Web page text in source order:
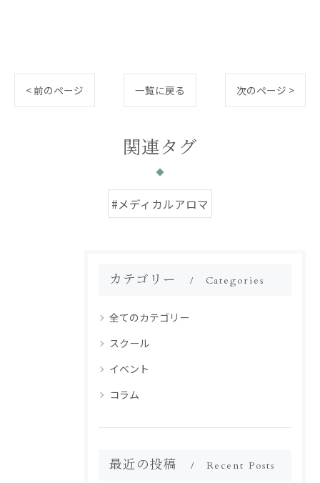
< 前のページ 一覧に戻る 次のページ >
関連タグ
#メディカルアロマ
カテゴリー Categories
全てのカテゴリー
スクール
イベント
コラム
最近の投稿 Recent Posts